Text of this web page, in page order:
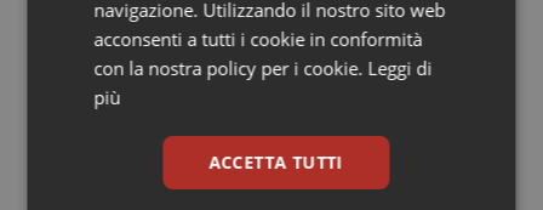
Salute orale & impianti
Sangue & coagulazione
Spallanzani: capire la ricerca per
comprendere il presente
Schillaci: “Gli attuali indicatori non
fotografano la qualità reale del Ssn”
navigazione. Utilizzando il nostro sito web
acconsenti a tutti i cookie in conformità
con la nostra policy per i cookie. Leggi di
più
ACCETTA TUTTI